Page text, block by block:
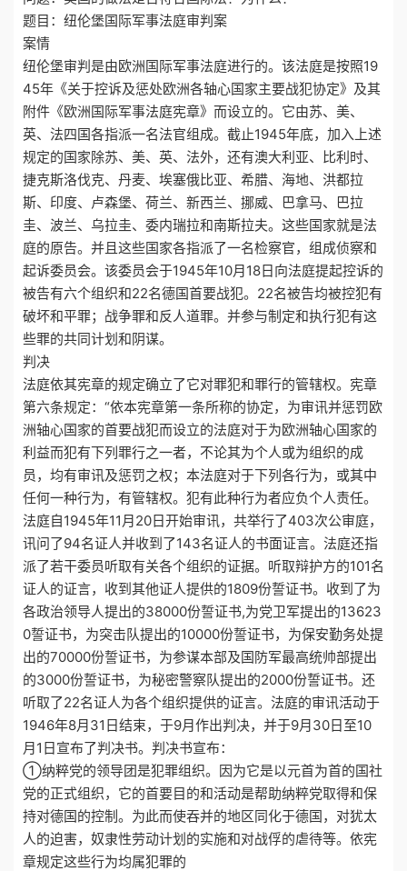
题目：纽伦堡国际军事法庭审判案
案情
纽伦堡审判是由欧洲国际军事法庭进行的。该法庭是按照19
45年《关于控诉及惩处欧洲各轴心国家主要战犯协定》及其
附件《欧洲国际军事法庭宪章》而设立的。它由苏、美、
英、法四国各指派一名法官组成。截止1945年底，加入上述
规定的国家除苏、美、英、法外，还有澳大利亚、比利时、
捷克斯洛伐克、丹麦、埃塞俄比亚、希腊、海地、洪都拉
斯、印度、卢森堡、荷兰、新西兰、挪威、巴拿马、巴拉
圭、波兰、乌拉圭、委内瑞拉和南斯拉夫。这些国家就是法
庭的原告。并且这些国家各指派了一名检察官，组成侦察和
起诉委员会。该委员会于1945年10月18日向法庭提起控诉的
被告有六个组织和22名德国首要战犯。22名被告均被控犯有
破坏和平罪；战争罪和反人道罪。并参与制定和执行犯有这
些罪的共同计划和阴谋。
判决
法庭依其宪章的规定确立了它对罪犯和罪行的管辖权。宪章
第六条规定：“依本宪章第一条所称的协定，为审讯并惩罚欧
洲轴心国家的首要战犯而设立的法庭对于为欧洲轴心国家的
利益而犯有下列罪行之一者，不论其为个人或为组织的成
员，均有审讯及惩罚之权；本法庭对于下列各行为，或其中
任何一种行为，有管辖权。犯有此种行为者应负个人责任。
法庭自1945年11月20日开始审讯，共举行了403次公审庭，
讯问了94名证人并收到了143名证人的书面证言。法庭还指
派了若干委员听取有关各个组织的证据。听取辩护方的101名
证人的证言，收到其他证人提供的1809份誓证书。收到了为
各政治领导人提出的38000份誓证书,为党卫军提出的13623
0誓证书，为突击队提出的10000份誓证书，为保安勤务处提
出的70000份誓证书，为参谋本部及国防军最高统帅部提出
的3000份誓证书，为秘密警察队提出的2000份誓证书。还
听取了22名证人为各个组织提供的证言。法庭的审讯活动于
1946年8月31日结束，于9月作出判决，并于9月30日至10
月1日宣布了判决书。判决书宣布：
①纳粹党的领导团是犯罪组织。因为它是以元首为首的国社
党的正式组织，它的首要目的和活动是帮助纳粹党取得和保
持对德国的控制。为此而使吞并的地区同化于德国，对犹太
人的迫害，奴隶性劳动计划的实施和对战俘的虐待等。依宪
章规定这些行为均属犯罪的